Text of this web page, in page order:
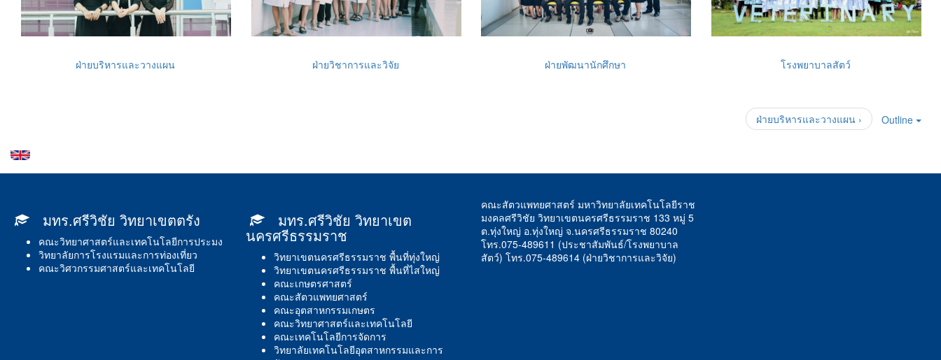
ฝ่ายบริหารและวางแผน ฝ่ายวิชาการและวิจัย ฝ่ายพัฒนานักศึกษา โรงพยาบาลสัตว์
Outline
ฝ่ายบริหารและวางแผน ›
มทร.ศรีวิชัย วิทยาเขตตรัง
คณะวิทยาศาสตร์และเทคโนโลยีการประมง
วิทยาลัยการโรงแรมและการท่องเที่ยว
คณะวิศวกรรมศาสตร์และเทคโนโลยี
มทร.ศรีวิชัย วิทยาเขต
นครศรีธรรมราช
วิทยาเขตนครศรีธรรมราช พื้นที่ทุ่งใหญ่
วิทยาเขตนครศรีธรรมราช พื้นที่ไสใหญ่
คณะเกษตรศาสตร์
คณะสัตวแพทยศาสตร์
คณะอุตสาหกรรมเกษตร
คณะวิทยาศาสตร์และเทคโนโลยี
คณะเทคโนโลยีการจัดการ
วิทยาลัยเทคโนโลยีอุตสาหกรรมและการ
คณะสัตวแพทยศาสตร์ มหาวิทยาลัยเทคโนโลยีราช
มงคลศรีวิชัย วิทยาเขตนครศรีธรรมราช 133 หมู่ 5
ต.ทุ่งใหญ่ อ.ทุ่งใหญ่ จ.นครศรีธรรมราช 80240
โทร.075-489611 (ประชาสัมพันธ์/โรงพยาบาล
สัตว์) โทร.075-489614 (ฝ่ายวิชาการและวิจัย)